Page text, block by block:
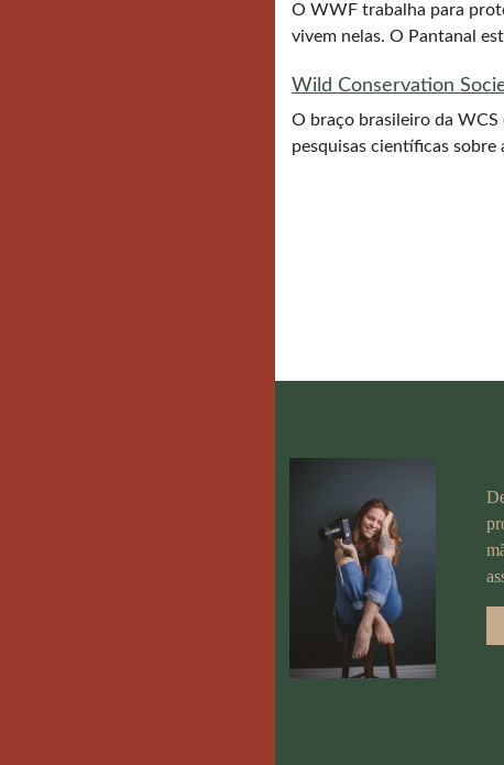
O WWF trabalha para
vivem nelas. O Pantanal
Wild Conservation
O braço brasileiro da WCS
pesquisas científicas sobre